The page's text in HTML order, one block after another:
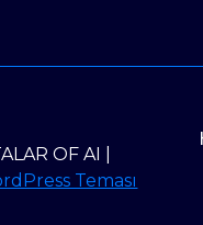
OF AI |
Teması